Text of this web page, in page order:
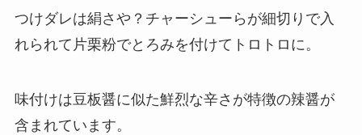
つけダレは絹さや？チャーシューらが細切りで入
れられて片栗粉でとろみを付けてトロトロに。
味付けは豆板醤に似た鮮烈な辛さが特徴の辣醤が
含まれています。